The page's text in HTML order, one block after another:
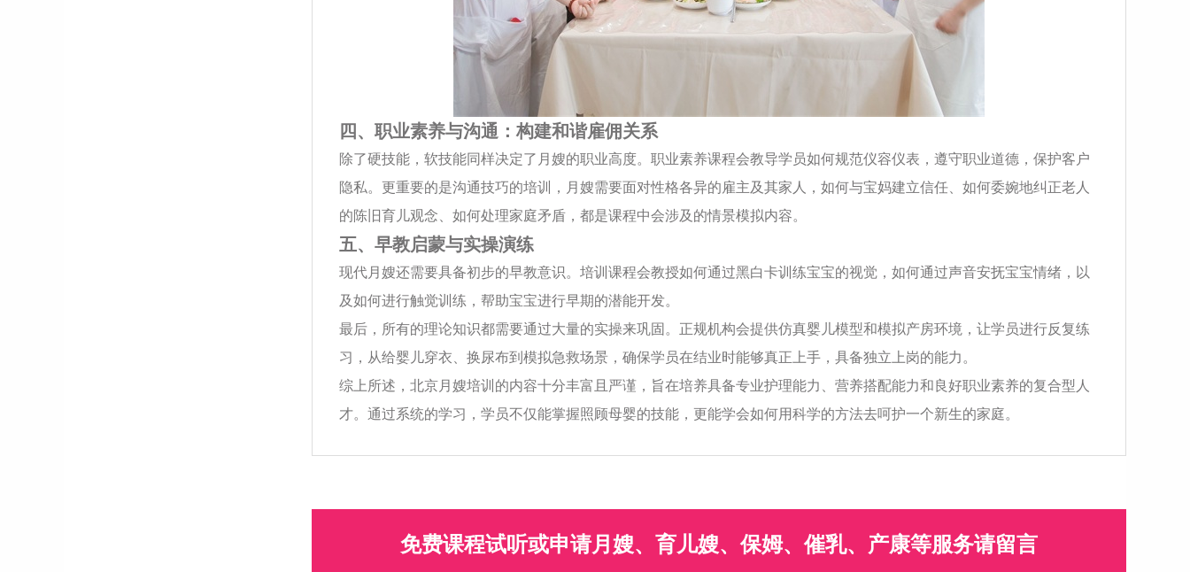
四、职业素养与沟通：构建和谐雇佣关系
除了硬技能，软技能同样决定了月嫂的职业高度。职业素养课程会教导学员如何规范仪容仪表，遵守职业道德，保护客户
隐私。更重要的是沟通技巧的培训，月嫂需要面对性格各异的雇主及其家人，如何与宝妈建立信任、如何委婉地纠正老人
的陈旧育儿观念、如何处理家庭矛盾，都是课程中会涉及的情景模拟内容。
五、早教启蒙与实操演练
现代月嫂还需要具备初步的早教意识。培训课程会教授如何通过黑白卡训练宝宝的视觉，如何通过声音安抚宝宝情绪，以
及如何进行触觉训练，帮助宝宝进行早期的潜能开发。
最后，所有的理论知识都需要通过大量的实操来巩固。正规机构会提供仿真婴儿模型和模拟产房环境，让学员进行反复练
习，从给婴儿穿衣、换尿布到模拟急救场景，确保学员在结业时能够真正上手，具备独立上岗的能力。
综上所述，北京月嫂培训的内容十分丰富且严谨，旨在培养具备专业护理能力、营养搭配能力和良好职业素养的复合型人
才。通过系统的学习，学员不仅能掌握照顾母婴的技能，更能学会如何用科学的方法去呵护一个新生的家庭。
免费课程试听或申请月嫂、育儿嫂、保姆、催乳、产康等服务请留言